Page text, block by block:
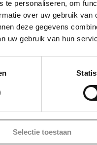
te personaliseren, om
over uw gebruik
deze gegevens
uw gebruik van hun
Selectie toestaan
* Breda
12:00 –
12:00 –
12:00 –